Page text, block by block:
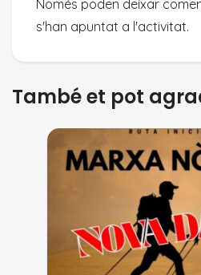
Només poden deixar
s'han apuntat a l'activitat.
També et pot
📢 NOVA DATA! INICIACIÓ